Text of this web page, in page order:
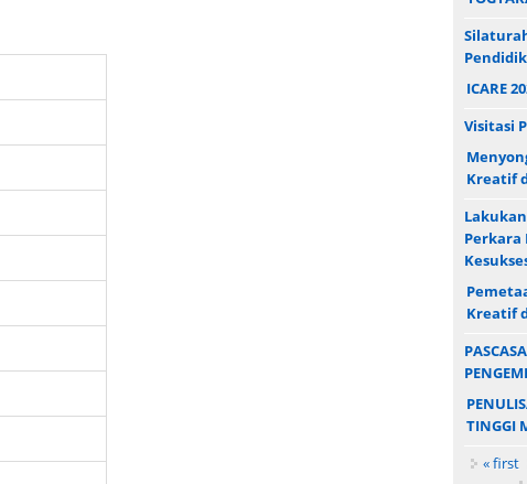
ICARE
Visitasi
Kreatif
Perkara
Kreatif
TINGGI
Pages
« first